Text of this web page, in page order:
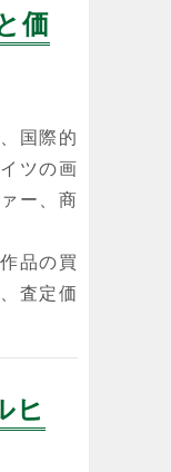
価
国際的
ツの画
ー、商
品の買
査定価
ヒ